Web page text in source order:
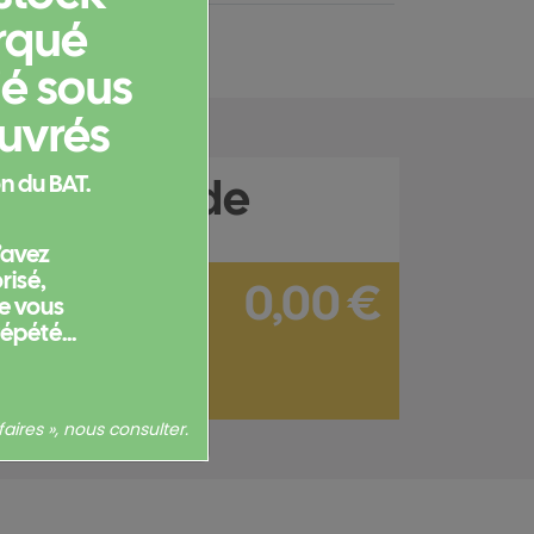
0,00 €
sous
du BAT.
vous
», nous consulter.